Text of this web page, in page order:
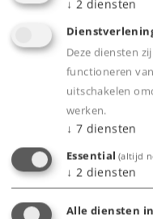
Art.-No. 55166
3.790,00 €
Leverbaar vanaf
↓ 2 diensten
Deze diensten
functioneren
uitschakelen
werken.
↓ 7 diensten
Essential (altijd
↓ 2 diensten
Alle diensten